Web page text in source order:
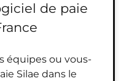
de paie
équipes ou vous-
Silae dans le